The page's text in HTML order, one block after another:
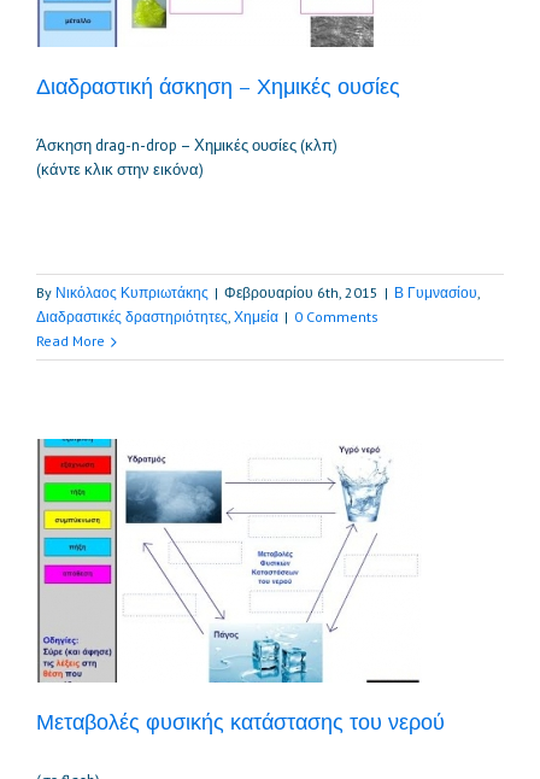
Διαδραστική άσκηση – Χημικές ουσίες
Άσκηση drag-n-drop – Χημικές ουσίες (κλπ)
(κάντε κλικ στην εικόνα)
By Νικόλαος Κυπριωτάκης | Φεβρουαρίου 6th, 2015 | Β Γυμνασίου,
Διαδραστικές δραστηριότητες, Χημεία | 0 Comments
Read More
Μεταβολές φυσικής κατάστασης του νερού